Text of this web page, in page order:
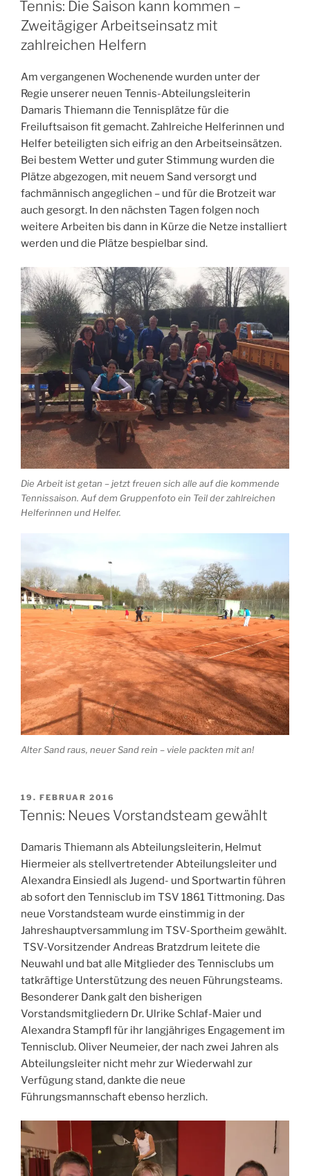
Tennis: Die Saison kann kommen –
Zweitägiger Arbeitseinsatz mit
zahlreichen Helfern
Am vergangenen Wochenende wurden unter der
Regie unserer neuen Tennis-Abteilungsleiterin
Damaris Thiemann die Tennisplätze für die
Freiluftsaison fit gemacht. Zahlreiche Helferinnen und
Helfer beteiligten sich eifrig an den Arbeitseinsätzen.
Bei bestem Wetter und guter Stimmung wurden die
Plätze abgezogen, mit neuem Sand versorgt und
fachmännisch angeglichen – und für die Brotzeit war
auch gesorgt. In den nächsten Tagen folgen noch
weitere Arbeiten bis dann in Kürze die Netze installiert
werden und die Plätze bespielbar sind.
Die Arbeit ist getan – jetzt freuen sich alle auf die kommende
Tennissaison. Auf dem Gruppenfoto ein Teil der zahlreichen
Helferinnen und Helfer.
Alter Sand raus, neuer Sand rein – viele packten mit an!
VERÖFFENTLICHT
AM
19. FEBRUAR 2016
Tennis: Neues Vorstandsteam gewählt
Damaris Thiemann als Abteilungsleiterin, Helmut
Hiermeier als stellvertretender Abteilungsleiter und
Alexandra Einsiedl als Jugend- und Sportwartin führen
ab sofort den Tennisclub im TSV 1861 Tittmoning. Das
neue Vorstandsteam wurde einstimmig in der
Jahreshauptversammlung im TSV-Sportheim gewählt.
TSV-Vorsitzender Andreas Bratzdrum leitete die
Neuwahl und bat alle Mitglieder des Tennisclubs um
tatkräftige Unterstützung des neuen Führungsteams.
Besonderer Dank galt den bisherigen
Vorstandsmitgliedern Dr. Ulrike Schlaf-Maier und
Alexandra Stampfl für ihr langjähriges Engagement im
Tennisclub. Oliver Neumeier, der nach zwei Jahren als
Abteilungsleiter nicht mehr zur Wiederwahl zur
Verfügung stand, dankte die neue
Führungsmannschaft ebenso herzlich.